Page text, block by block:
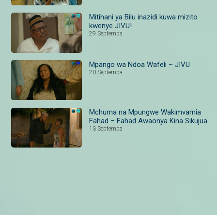
Mitihani ya Bilu inazidi kuwa mizito
kwenye JIVU!
29 Septemba
Mpango wa Ndoa Wafeli – JIVU
20 Septemba
Mchuma na Mpungwe Wakimvamia
Fahad – Fahad Awaonya Kina Sikujua I
JIVU
13 Septemba